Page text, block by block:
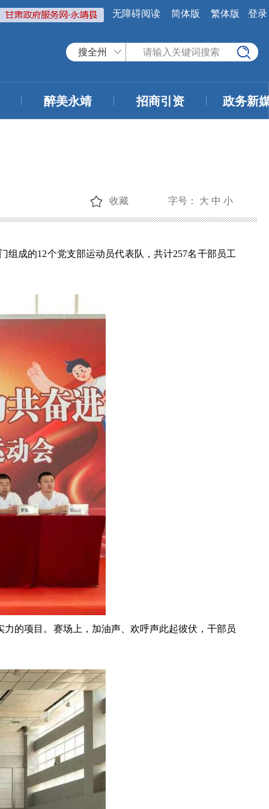
无障碍阅读 简体版 繁体版 登录
搜全州
醉美永靖 招商引资 政务新
字号： 大 中 小
收藏
组成的12个党支部运动员代表队，共计257名干部员工
的项目。赛场上，加油声、欢呼声此起彼伏，干部员